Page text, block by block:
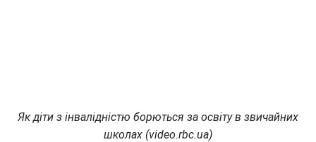
Як діти з інвалідністю борються за освіту в звичайних
школах (video.rbc.ua)